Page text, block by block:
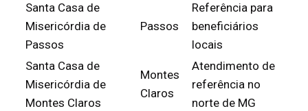
Santa Casa de
Misericórdia de
Passos
Passos
Referência para
beneficiários
locais
Santa Casa de
Misericórdia de
Montes Claros
Montes
Claros
Atendimento de
referência no
norte de MG